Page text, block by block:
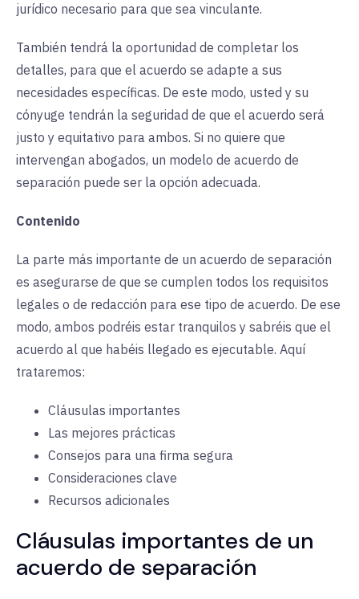
jurídico necesario para que sea vinculante.
También tendrá la oportunidad de completar los
detalles, para que el acuerdo se adapte a sus
necesidades específicas. De este modo, usted y su
cónyuge tendrán la seguridad de que el acuerdo será
justo y equitativo para ambos. Si no quiere que
intervengan abogados, un modelo de acuerdo de
separación puede ser la opción adecuada.
Contenido
La parte más importante de un acuerdo de separación
es asegurarse de que se cumplen todos los requisitos
legales o de redacción para ese tipo de acuerdo. De ese
modo, ambos podréis estar tranquilos y sabréis que el
acuerdo al que habéis llegado es ejecutable. Aquí
trataremos:
Cláusulas importantes
Las mejores prácticas
Consejos para una firma segura
Consideraciones clave
Recursos adicionales
Cláusulas importantes de un
acuerdo de separación